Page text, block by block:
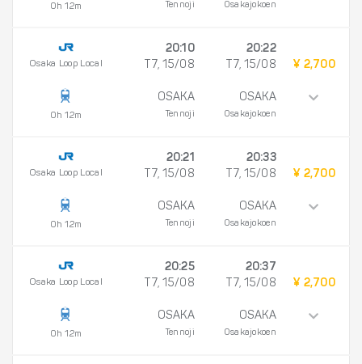
0h 12m Tennoji Osakajokoen
Osaka Loop Local
0h 12m
20:10
T7, 15/08
OSAKA
Tennoji
20:22
T7, 15/08
OSAKA
Osakajokoen
¥ 2,700
Osaka Loop Local
0h 12m
20:21
T7, 15/08
OSAKA
Tennoji
20:33
T7, 15/08
OSAKA
Osakajokoen
¥ 2,700
Osaka Loop Local
0h 12m
20:25
T7, 15/08
OSAKA
Tennoji
20:37
T7, 15/08
OSAKA
Osakajokoen
¥ 2,700